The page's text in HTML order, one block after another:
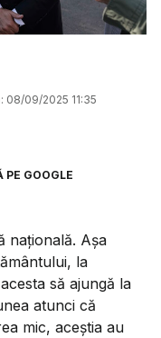
08/09/2025 11:35
PE GOOGLE
națională. Așa
la
să ajungă la
atunci că
mic, aceștia au